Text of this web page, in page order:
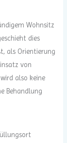
Wohnsitz
dies
als Orientierung
von
also keine
Behandlung